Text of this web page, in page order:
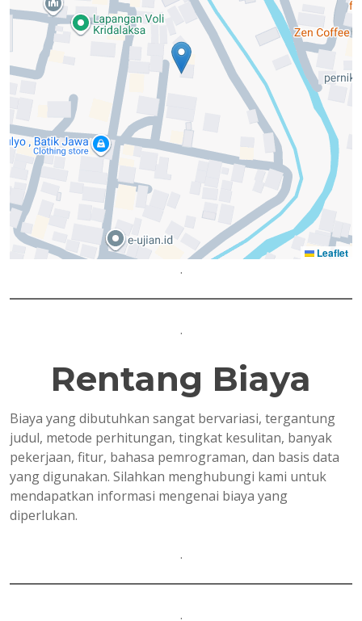
Leaflet
.
.
Rentang Biaya
Biaya yang dibutuhkan sangat bervariasi, tergantung
judul, metode perhitungan, tingkat kesulitan, banyak
pekerjaan, fitur, bahasa pemrograman, dan basis data
yang digunakan. Silahkan menghubungi kami untuk
mendapatkan informasi mengenai biaya yang
diperlukan.
.
.